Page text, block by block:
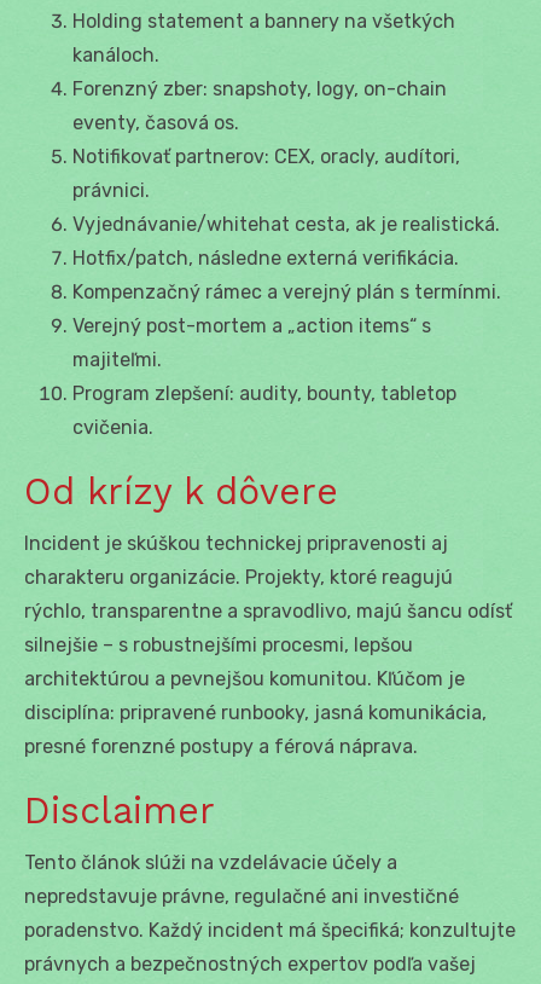
Holding statement a bannery na všetkých
kanáloch.
Forenzný zber: snapshoty, logy, on-chain
eventy, časová os.
Notifikovať partnerov: CEX, oracly, audítori,
právnici.
Vyjednávanie/whitehat cesta, ak je realistická.
Hotfix/patch, následne externá verifikácia.
Kompenzačný rámec a verejný plán s termínmi.
Verejný post-mortem a „action items“ s
majiteľmi.
Program zlepšení: audity, bounty, tabletop
cvičenia.
Od krízy k dôvere
Incident je skúškou technickej pripravenosti aj
charakteru organizácie. Projekty, ktoré reagujú
rýchlo, transparentne a spravodlivo, majú šancu odísť
silnejšie – s robustnejšími procesmi, lepšou
architektúrou a pevnejšou komunitou. Kľúčom je
disciplína: pripravené runbooky, jasná komunikácia,
presné forenzné postupy a férová náprava.
Disclaimer
Tento článok slúži na vzdelávacie účely a
nepredstavuje právne, regulačné ani investičné
poradenstvo. Každý incident má špecifiká; konzultujte
právnych a bezpečnostných expertov podľa vašej